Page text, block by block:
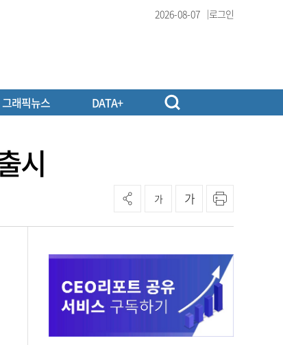
2026-08-07 로그인
그래픽뉴스 DATA+
시
가 가